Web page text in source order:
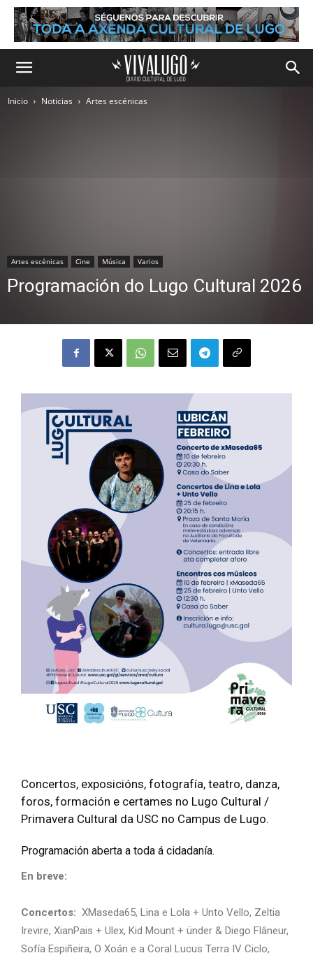
Inicio Noticias Artes escénicas
Artes escénicas Cine Música Varios
Programación do Lugo Cultural 2026
Concertos, exposicións, fotografía, teatro, danza,
foros, formación e certames no Lugo Cultural /
Primavera Cultural da USC no Campus de Lugo.
Programación aberta a toda á cidadanía.
En breve:
Concertos: XMaseda65, Lina e Lola + Unto Vello, Zeltia
Irevire, XianPais + Ulex, Kid Mount + ünder & Diego Flâneur,
Sofía Espiñeira, O Xoán e a Coral Lucus Terra IV Ciclo,